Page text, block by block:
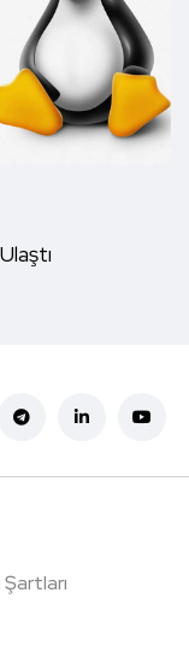
Şartları